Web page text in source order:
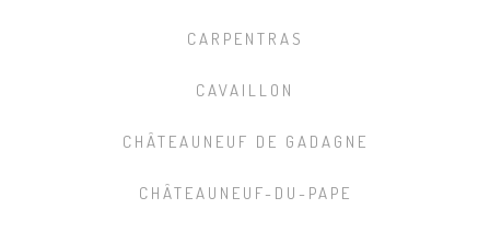
CARPENTRAS
CAVAILLON
CHÂTEAUNEUF DE GADAGNE
CHÂTEAUNEUF-DU-PAPE